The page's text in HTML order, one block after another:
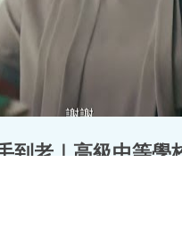
到老｜高級中等學